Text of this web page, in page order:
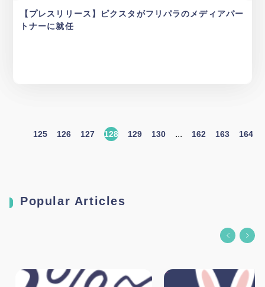
【プレスリリース】ピクスタがフリパラのメディアパー
トナーに就任
125 126 127 128 129 130 ... 162 163 164
Popular Articles